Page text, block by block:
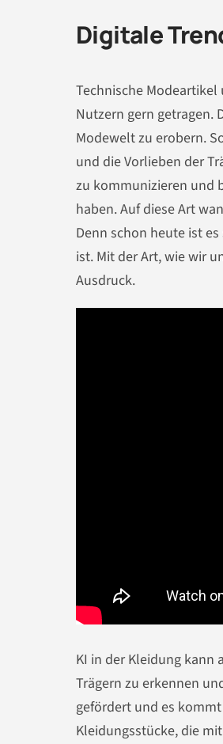
Digitale
Technische
Nutzern gern getragen.
Modewelt zu erobern.
und die Vorlieben der
zu kommunizieren und
haben. Auf diese Art
Denn schon heute ist
ist. Mit der Art, wie wir
Ausdruck.
KI in der Kleidung kann
Trägern zu erkennen
gefördert und es
Kleidungsstücke, die